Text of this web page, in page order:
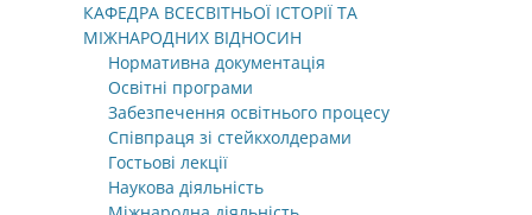
КАФЕДРА ВСЕСВІТНЬОЇ ІСТОРІЇ ТА
МІЖНАРОДНИХ ВІДНОСИН
Нормативна документація
Освітні програми
Забезпечення освітнього процесу
Співпраця зі стейкхолдерами
Гостьові лекції
Наукова діяльність